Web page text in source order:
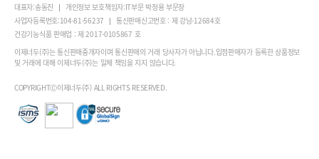
대표자:송동진
개인정보 보호책임자:IT부문 박정용 부문장
사업자등록번호:104-81-56237
통신판매신고번호 : 제 강남-12684호
건강기능식품 판매업 : 제 2017-0105867 호
이제너두(주)는 통신판매중개자이며 통신판매의 거래 당사자가 아닙니다.입점판매자가 등록한 상품정보
및 거래에 대해 이제너두(주)는 일체 책임을 지지 않습니다.
COPYRIGHTⒸ이제너두(주) ALL RIGHTS RESERVED.